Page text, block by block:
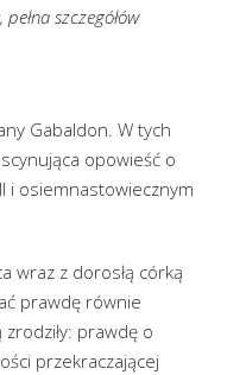
szczegółów
Gabaldon. W tych
opowieść o
i osiemnastowiecznym
wraz z dorosłą córką
prawdę równie
prawdę o
przekraczającej